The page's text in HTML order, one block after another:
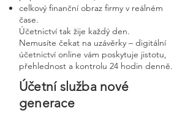
celkový finanční obraz firmy v reálném
čase.
Účetnictví tak žije každý den.
Nemusíte čekat na uzávěrky – digitální
účetnictví online vám poskytuje jistotu,
přehlednost a kontrolu 24 hodin denně.
Účetní služba nové
generace